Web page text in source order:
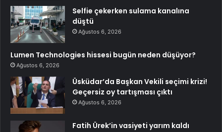
Selfie çekerken sulama kanalına
düştü
Ağustos 6, 2026
Lumen Technologies hissesi bugün neden düşüyor?
Ağustos 6, 2026
Üsküdar’da Başkan Vekili seçimi krizi!
Geçersiz oy tartışması çıktı
Ağustos 6, 2026
Fatih Ürek’in vasiyeti yarım kaldı